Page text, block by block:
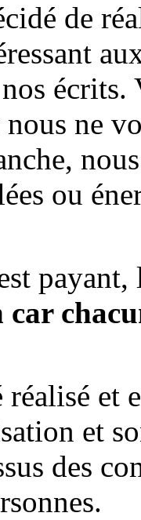
de
écrits.
ne
ou
payant,
et
et
des